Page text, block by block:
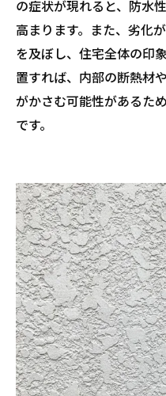
の症状が現れると、防水
高まります。また、劣化
を及ぼし、住宅全体の印
置すれば、内部の断熱材
がかさむ可能性があるた
です。